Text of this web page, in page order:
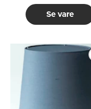
Se vare